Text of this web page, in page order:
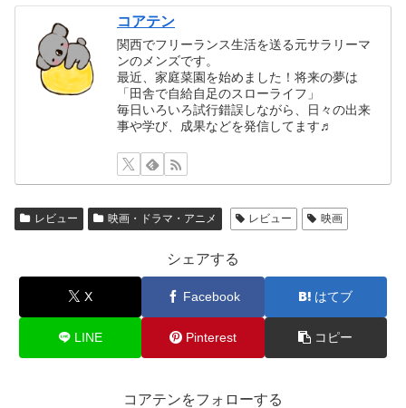
コアテン
関西でフリーランス生活を送る元サラリーマ
ンのメンズです。
最近、家庭菜園を始めました！将来の夢は
「田舎で自給自足のスローライフ」
毎日いろいろ試行錯誤しながら、日々の出来
事や学び、成果などを発信してます♬
レビュー 映画・ドラマ・アニメ レビュー 映画
シェアする
X Facebook はてブ
LINE Pinterest コピー
コアテンをフォローする